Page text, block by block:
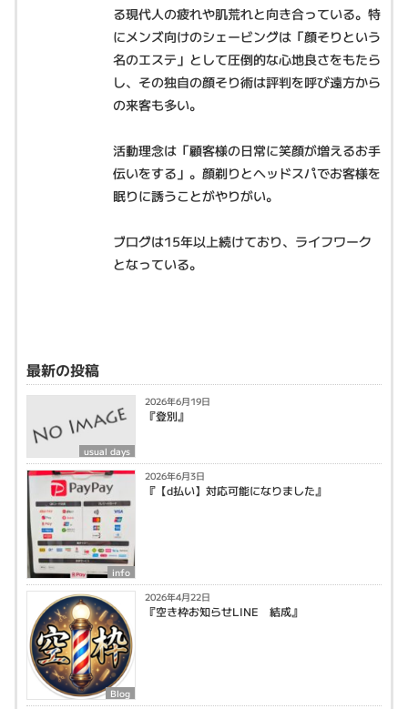
る現代人の疲れや肌荒れと向き合っている。特
にメンズ向けのシェービングは「顔そりという
名のエステ」として圧倒的な心地良さをもたら
し、その独自の顔そり術は評判を呼び遠方から
の来客も多い。
活動理念は「顧客様の日常に笑顔が増えるお手
伝いをする」。顔剃りとヘッドスパでお客様を
眠りに誘うことがやりがい。
ブログは15年以上続けており、ライフワーク
となっている。
最新の投稿
usual days
2026年6月19日
『登別』
info
2026年6月3日
『【d払い】対応可能になりました』
Blog
2026年4月22日
『空き枠お知らせLINE 結成』